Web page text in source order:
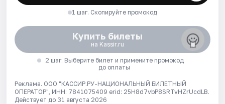
1 шаг. Скопируйте промокод
Купить билеты
на Kassir.ru
2 шаг. Выберите билет и примените промокод
до оплаты
Реклама. ООО "КАССИР.РУ-НАЦИОНАЛЬНЫЙ БИЛЕТНЫЙ
ОПЕРАТОР", ИНН: 7841075409 erid: 25H8d7vbP8SRTvHZrUcdLB.
Действует до 31 августа 2026